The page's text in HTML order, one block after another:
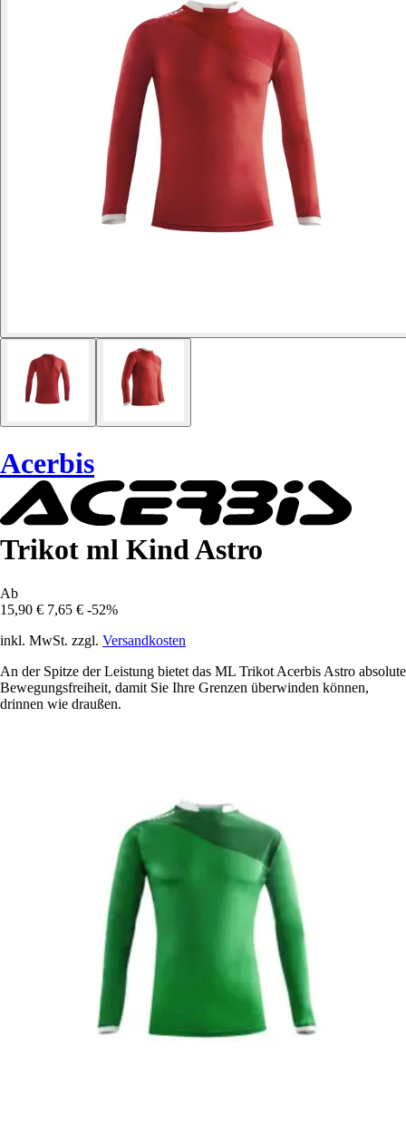
Acerbis
Trikot ml Kind Astro
Ab
15,90 € 7,65 € -52%
inkl. MwSt. zzgl. Versandkosten
An der Spitze der Leistung bietet das ML Trikot Acerbis Astro absolute
Bewegungsfreiheit, damit Sie Ihre Grenzen überwinden können,
drinnen wie draußen.